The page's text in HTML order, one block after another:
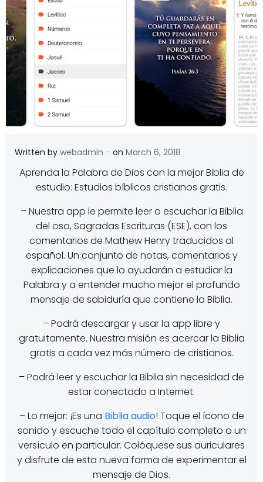
Written by webadmin - on March 6, 2018
Aprenda la Palabra de Dios con la mejor Biblia de
estudio: Estudios bíblicos cristianos gratis.
– Nuestra app le permite leer o escuchar la Biblia
del oso, Sagradas Escrituras (ESE), con los
comentarios de Mathew Henry traducidos al
español. Un conjunto de notas, comentarios y
explicaciones que lo ayudarán a estudiar la
Palabra y a entender mucho mejor el profundo
mensaje de sabiduría que contiene la Biblia.
– Podrá descargar y usar la app libre y
gratuitamente. Nuestra misión es acercar la Biblia
gratis a cada vez más número de cristianos.
– Podrá leer y escuchar la Biblia sin necesidad de
estar conectado a Internet.
– Lo mejor: ¡Es una Biblia audio! Toque el ícono de
sonido y escuche todo el capítulo completo o un
versículo en particular. Colóquese sus auriculares
y disfrute de esta nueva forma de experimentar el
mensaje de Dios.